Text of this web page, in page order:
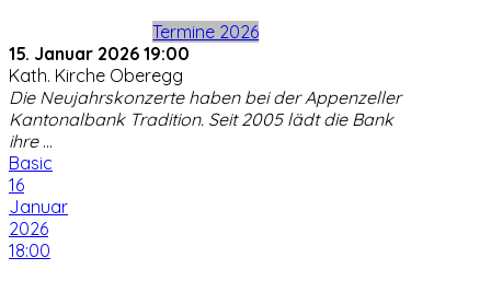
Termine 2026
15. Januar 2026 19:00
Kath. Kirche Oberegg
Die Neujahrskonzerte haben bei der Appenzeller
Kantonalbank Tradition. Seit 2005 lädt die Bank
ihre...
Basic
16
Januar
2026
18:00